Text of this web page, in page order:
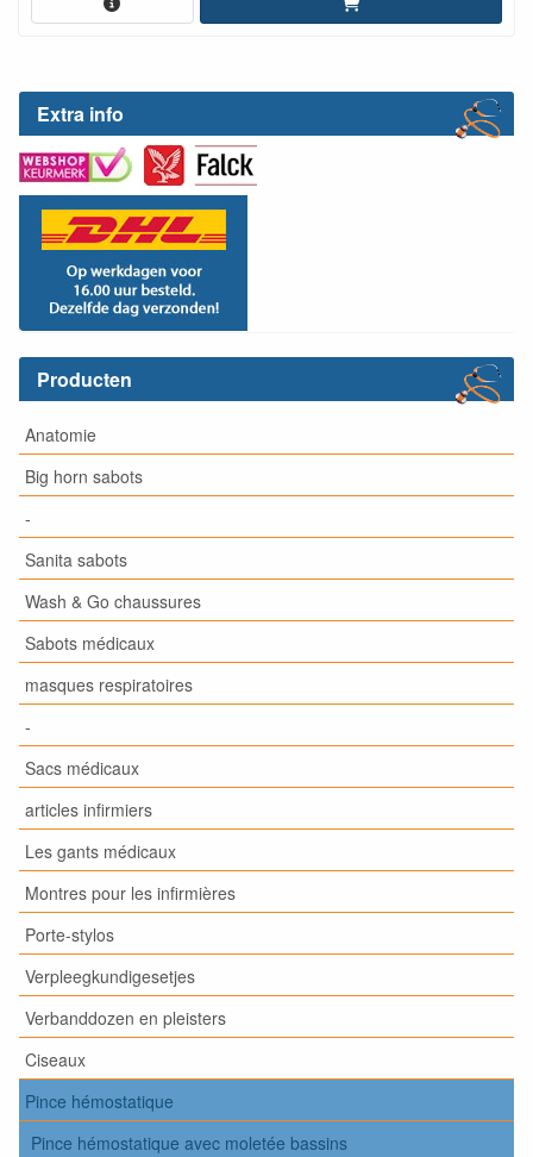
Extra info
Producten
Anatomie
Big horn sabots
-
Sanita sabots
Wash & Go chaussures
Sabots médicaux
masques respiratoires
-
Sacs médicaux
articles infirmiers
Les gants médicaux
Montres pour les infirmières
Porte-stylos
Verpleegkundigesetjes
Verbanddozen en pleisters
Ciseaux
Pince hémostatique
Pince hémostatique avec moletée bassins